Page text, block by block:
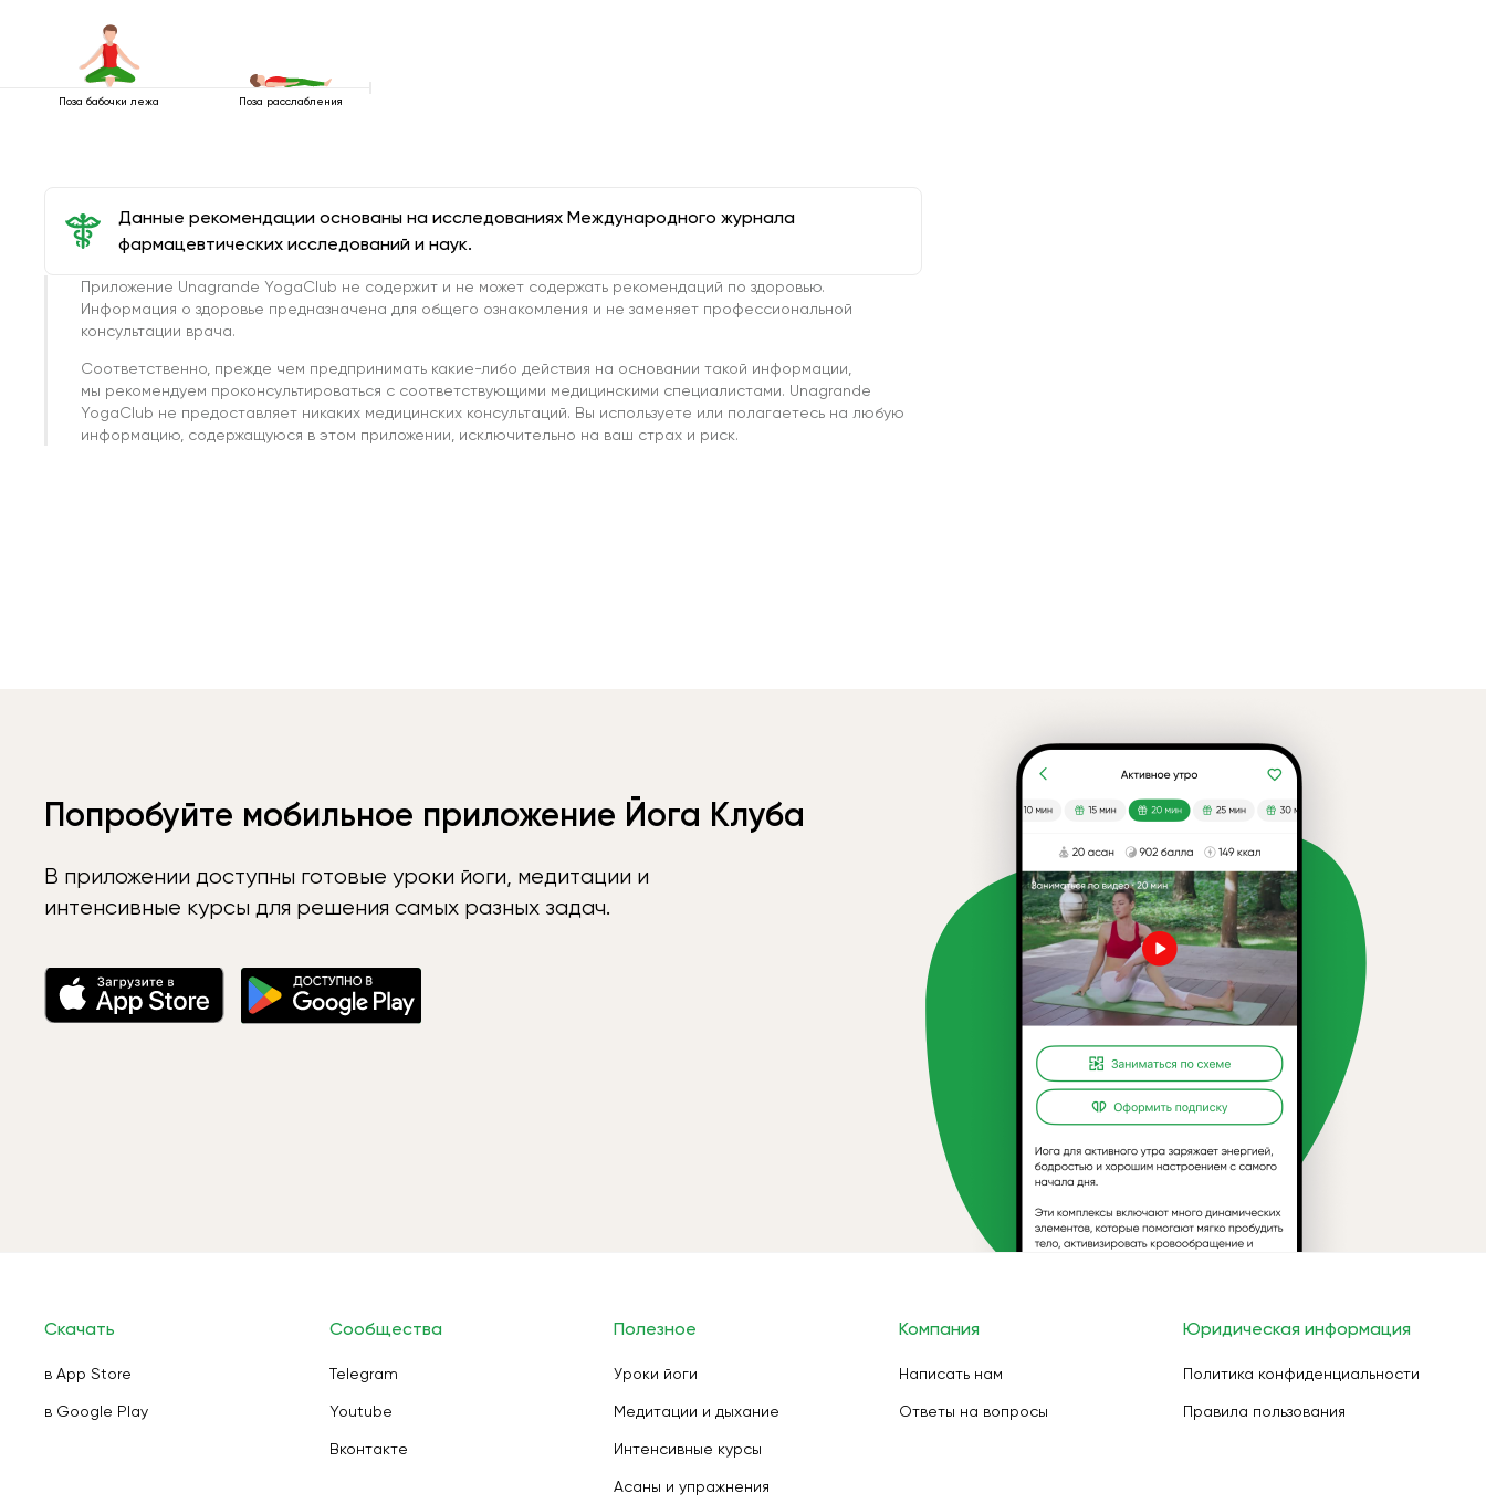
Поза бабочки лежа Поза расслабления
Данные рекомендации основаны на исследованиях Международного журнала
фармацевтических исследований и наук.
Приложение Unagrande YogaClub не содержит и не может содержать рекомендаций по здоровью.
Информация о здоровье предназначена для общего ознакомления и не заменяет профессиональной
консультации врача.
Соответственно, прежде чем предпринимать какие-либо действия на основании такой информации,
мы рекомендуем проконсультироваться с соответствующими медицинскими специалистами. Unagrande
YogaClub не предоставляет никаких медицинских консультаций. Вы используете или полагаетесь на любую
информацию, содержащуюся в этом приложении, исключительно на ваш страх и риск.
Попробуйте мобильное приложение Йога Клуба
В приложении доступны готовые уроки йоги, медитации и
интенсивные курсы для решения самых разных задач.
Скачать
в App Store
в Google Play
Сообщества
Telegram
Youtube
Вконтакте
Полезное
Уроки йоги
Медитации и дыхание
Интенсивные курсы
Асаны и упражнения
Компания
Написать нам
Ответы на вопросы
Юридическая информация
Политика конфиденциальности
Правила пользования